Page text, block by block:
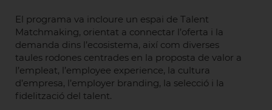
El programa va incloure un espai de Talent
Matchmaking, orientat a connectar l’oferta i la
demanda dins l’ecosistema, així com diverses
taules rodones centrades en la proposta de valor a
l’empleat, l’employee experience, la cultura
d’empresa, l’employer branding, la selecció i la
fidelització del talent.